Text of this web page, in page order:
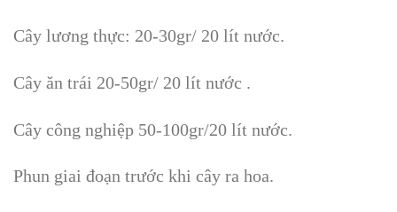
Cây lương thực: 20-30gr/ 20 lít nước.
Cây ăn trái 20-50gr/ 20 lít nước .
Cây công nghiệp 50-100gr/20 lít nước.
Phun giai đoạn trước khi cây ra hoa.